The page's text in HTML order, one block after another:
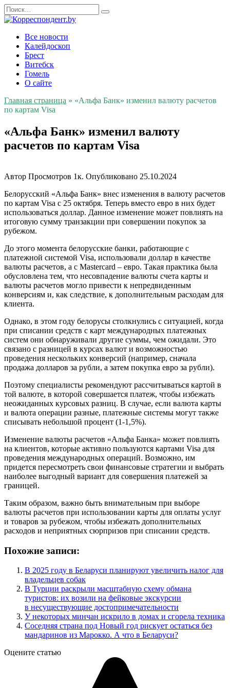
Перейти
к
содержанию
Search
for:
Все новости
Калейдоскоп
Брест
Витебск
Гомель
О сайте
Главная страница » «Альфа Банк» изменил валюту расчетов
по картам Visa
«Альфа Банк» изменил валюту
расчетов по картам Visa
Автор Просмотров 1к. Опубликовано 25.10.2024
Белорусский «Альфа Банк» внес изменения в валюту расчетов
по картам Visa с 25 октября. Теперь вместо евро в них будет
использоваться доллар. Данное изменение может повлиять на
итоговую сумму транзакции при совершении покупок за
рубежом.
До этого момента белорусские банки, работающие с
платежной системой Visa, использовали доллар в качестве
валюты расчетов, а с Mastercard – евро. Такая практика была
обусловлена тем, что несовпадение валюты счета карты и
валюты расчетов могло привести к непредвиденным
конверсиям и, как следствие, к дополнительным расходам для
клиента.
Однако, в этом году белорусы столкнулись с ситуацией, когда
при списании средств с карт международных платежных
систем они обнаруживали другие суммы, чем ожидали. Это
связано с разницей в курсах валют и возможностью
проведения нескольких конверсий (например, сначала
продажа долларов за рубли, а затем покупка евро за рубли).
Поэтому специалисты рекомендуют рассчитываться картой в
той валюте, в которой совершается платеж, чтобы избежать
неожиданных курсовых разниц. В случае, если валюта карты
и валюта операции разные, платежные системы могут также
списывать небольшой процент (1-1,5%).
Изменение валюты расчетов «Альфа Банка» может повлиять
на клиентов, которые активно пользуются картами Visa для
проведения международных операций. Возможно, им
придется пересмотреть свои финансовые стратегии и выбрать
наиболее выгодный вариант для совершения платежей за
границей.
Таким образом, важно быть внимательным при выборе
валюты расчетов при использовании карты для оплаты услуг
и товаров за рубежом, чтобы избежать дополнительных
расходов и неприятных сюрпризов при списании средств.
Похожие записи:
В 2025 году в Беларуси планируют увеличить налог для
владельцев собак
В Турции раскрыли масштабную схему обмана
туристов: их возили на фейковые экскурсии
в несуществующие достопримечательности
У некоторых минчан искрило в домах и сгорела техника
Соседняя страна под Новый год рискует остаться без
мандаринов из Марокко. А что в Беларуси?
Оцените статью